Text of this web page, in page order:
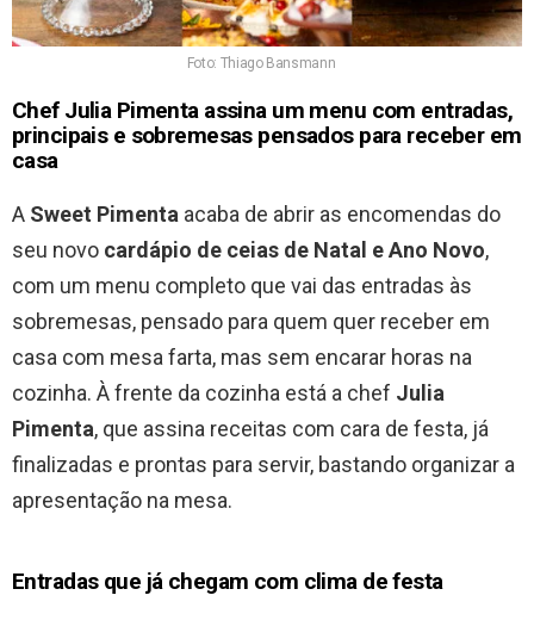
Foto: Thiago Bansmann
Chef Julia Pimenta assina um menu com entradas,
principais e sobremesas pensados para receber em
casa
A Sweet Pimenta acaba de abrir as encomendas do
seu novo cardápio de ceias de Natal e Ano Novo,
com um menu completo que vai das entradas às
sobremesas, pensado para quem quer receber em
casa com mesa farta, mas sem encarar horas na
cozinha. À frente da cozinha está a chef Julia
Pimenta, que assina receitas com cara de festa, já
finalizadas e prontas para servir, bastando organizar a
apresentação na mesa.
Entradas que já chegam com clima de festa